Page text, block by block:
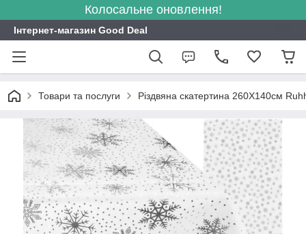
Колосальне оновлення!
Інтернет-магазин Good Deal
Товари та послуги Різдвяна скатертина 260Х140см